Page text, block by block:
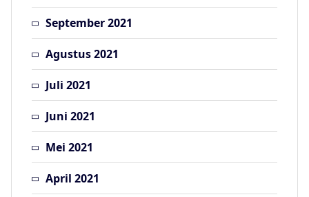
September 2021
Agustus 2021
Juli 2021
Juni 2021
Mei 2021
April 2021